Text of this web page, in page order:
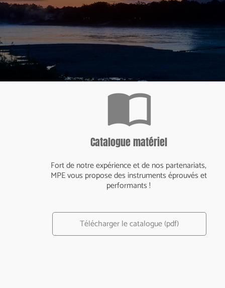
import_contacts
Catalogue matériel
Fort de notre expérience et de nos partenariats,
MPE vous propose des instruments éprouvés et
performants !
Télécharger le catalogue (pdf)